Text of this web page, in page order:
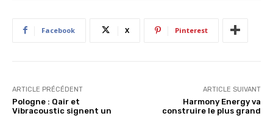
Facebook X Pinterest
ARTICLE PRÉCÉDENT
Pologne : Qair et
Vibracoustic signent un
ARTICLE SUIVANT
Harmony Energy va
construire le plus grand